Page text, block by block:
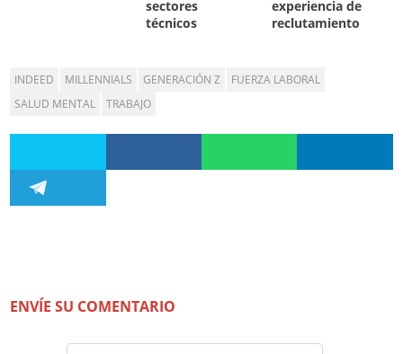
sectores
técnicos
experiencia de
reclutamiento
INDEED MILLENNIALS GENERACIÓN Z
FUERZA LABORAL
SALUD MENTAL
TRABAJO
ENVÍE SU COMENTARIO